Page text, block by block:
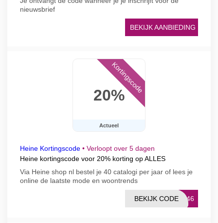
nieuwsbrief
BEKIJK AANBIEDING
20%
Actueel
Kortingscode
Heine Kortingscode • Verloopt over 5 dagen
Heine kortingscode voor 20% korting op ALLES
Via Heine shop nl bestel je 40 catalogi per jaar of lees je
online de laatste mode en woontrends
7846
BEKIJK CODE